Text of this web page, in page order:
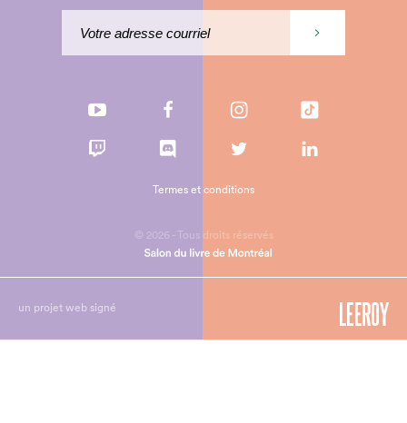
© 2026 - Tous droits réservés
Termes et conditions
un projet web signé